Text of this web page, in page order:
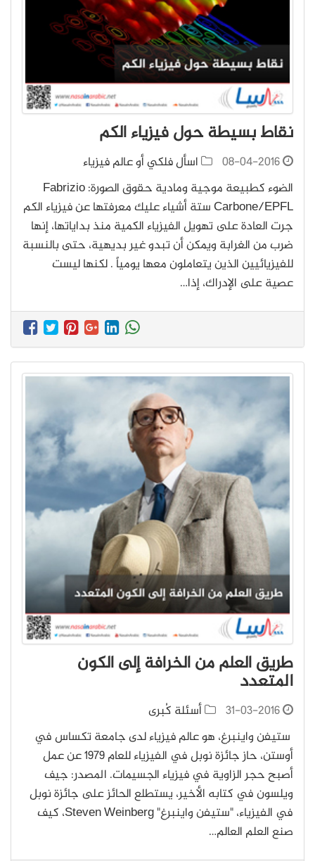
نقاط بسيطة حول فيزياء الكم
08-04-2016
اسأل فلكي أو عالم فيزياء
الضوء كطبيعة موجية ومادية حقوق الصورة: Fabrizio
Carbone/EPFL ستة أشياء عليك معرفتها عن فيزياء الكم
جرت العادة على تهويل الفيزياء الكمية منذ بداياتها، إنها
ضرب من الغرابة ويمكن أن تبدو غير بديهية، حتى بالنسبة
للفيزيائيين الذين يتعاملون معها يومياً . لكنها ليست
عصية على الإدراك، إذا…
طريق العلم من الخرافة إلى الكون
المتعدد
31-03-2016
أسئلة كُبرى
ستيفن واينبرغ، هو عالم فيزياء لدى جامعة تكساس في
أوستن، حاز جائزة نوبل في الفيزياء للعام 1979 عن عمل
أصبح حجر الزاوية في فيزياء الجسيمات. المصدر: جيف
ويلسون في كتابه الأخير، يستطلع الحائز على جائزة نوبل
في الفيزياء، "ستيفن واينبرغ" Steven Weinberg، كيف
صنع العلم العالم…